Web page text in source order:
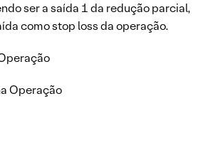
ser a saída 1 da redução parcial,
como stop loss da operação.
Operação